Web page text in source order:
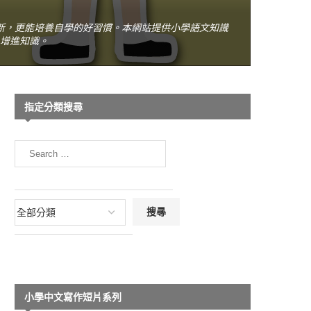
更能培養自學的好習慣。本網站提供小學語文知識
進知識。
指定分類搜尋
小學中文寫作短片系列